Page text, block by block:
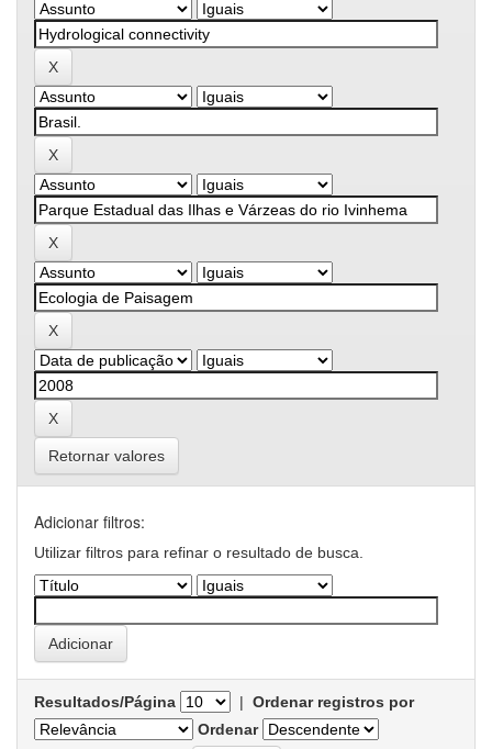
Retornar valores
Adicionar filtros:
Utilizar filtros para refinar o resultado de busca.
Resultados/Página | Ordenar registros por
Ordenar